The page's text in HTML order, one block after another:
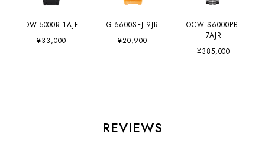
DW-5000R-1AJF
¥33,000
G-5600SFJ-9JR
¥20,900
OCW-S6000PB-
7AJR
¥385,000
REVIEWS